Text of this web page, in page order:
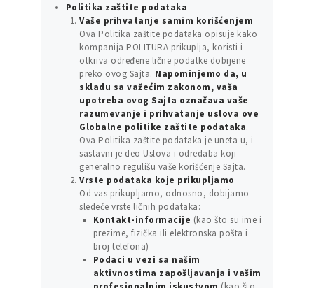
Politika zaštite podataka
Vaše prihvatanje samim korišćenjem
Ova Politika zaštite podataka opisuje kako
kompanija POLITURA prikuplja, koristi i
otkriva određene lične podatke dobijene
preko ovog Sajta. Napominjemo da, u
skladu sa važećim zakonom, vaša
upotreba ovog Sajta označava vaše
razumevanje i prihvatanje uslova ove
Globalne politike zaštite podataka.
Ova Politika zaštite podataka je uneta u, i
sastavni je deo Uslova i odredaba koji
generalno regulišu vaše korišćenje Sajta.
Vrste podataka koje prikupljamo
Od vas prikupljamo, odnosno, dobijamo
sledeće vrste ličnih podataka:
Kontakt-informacije (kao što su ime i
prezime, fizička ili elektronska pošta i
broj telefona)
Podaci u vezi sa našim
aktivnostima zapošljavanja i vašim